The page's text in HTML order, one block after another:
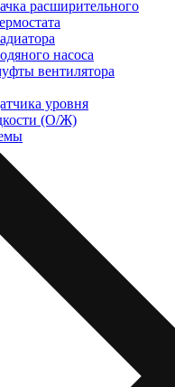
расширительного
насоса
вентилятора
уровня
(О/Ж)